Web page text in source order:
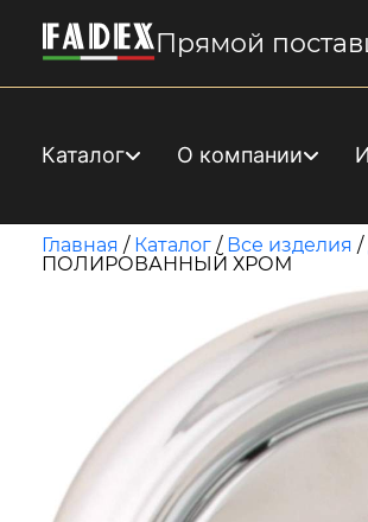
Прямой
Каталог О компании
Главная / Каталог / Все изделия /
ПОЛИРОВАННЫЙ ХРОМ